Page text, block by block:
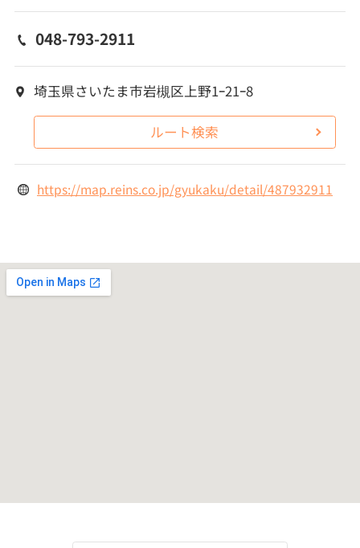
048-793-2911
埼玉県さいたま市岩槻区上野1ｰ21ｰ8
ルート検索
https://map.reins.co.jp/gyukaku/detail/487932911